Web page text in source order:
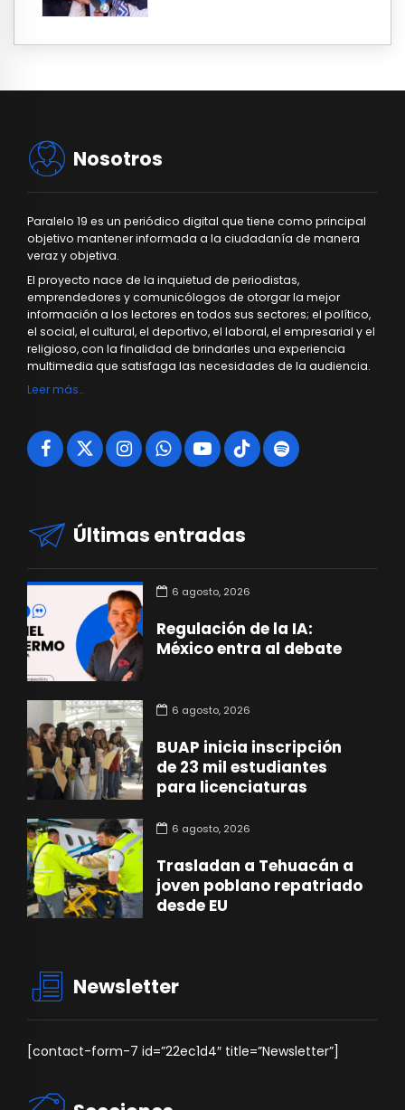
Nosotros
Paralelo 19 es un periódico digital que tiene como principal
objetivo mantener informada a la ciudadanía de manera
veraz y objetiva.
El proyecto nace de la inquietud de periodistas,
emprendedores y comunicólogos de otorgar la mejor
información a los lectores en todos sus sectores; el político,
el social, el cultural, el deportivo, el laboral, el empresarial y el
religioso, con la finalidad de brindarles una experiencia
multimedia que satisfaga las necesidades de la audiencia.
Leer más…
Últimas entradas
6 agosto, 2026
Regulación de la IA:
México entra al debate
6 agosto, 2026
BUAP inicia inscripción
de 23 mil estudiantes
para licenciaturas
6 agosto, 2026
Trasladan a Tehuacán a
joven poblano repatriado
desde EU
Newsletter
[contact-form-7 id=”22ec1d4″ title=”Newsletter”]